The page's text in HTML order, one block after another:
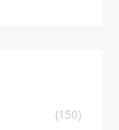
(150)